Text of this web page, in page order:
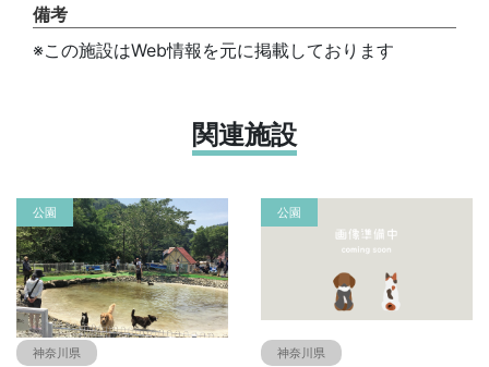
備考
※この施設はWeb情報を元に掲載しております
関連施設
公園
神奈川県
公園
神奈川県